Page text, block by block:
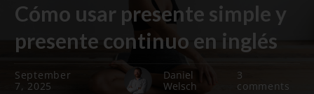
Cómo usar presente simple y
presente continuo en inglés
September
7, 2025
Daniel
Welsch
3
comments